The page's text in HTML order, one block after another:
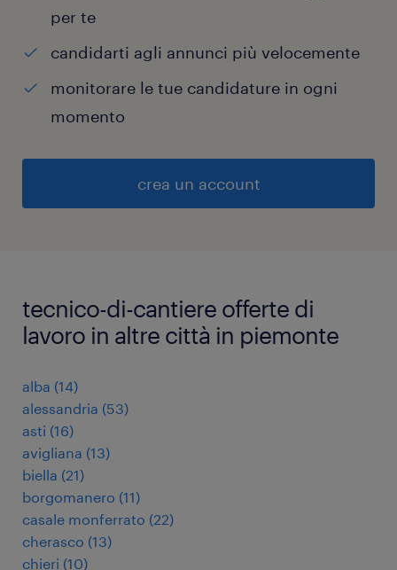
per te
candidarti agli annunci più velocemente
monitorare le tue candidature in ogni
momento
crea un account
tecnico-di-cantiere offerte di
lavoro in altre città in piemonte
alba (14)
alessandria (53)
asti (16)
avigliana (13)
biella (21)
borgomanero (11)
casale monferrato (22)
cherasco (13)
chieri (10)